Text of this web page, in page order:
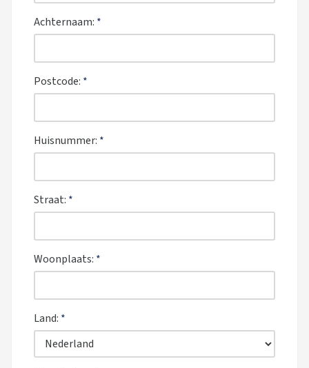
Achternaam: *
Postcode: *
Huisnummer: *
Straat: *
Woonplaats: *
Land: *